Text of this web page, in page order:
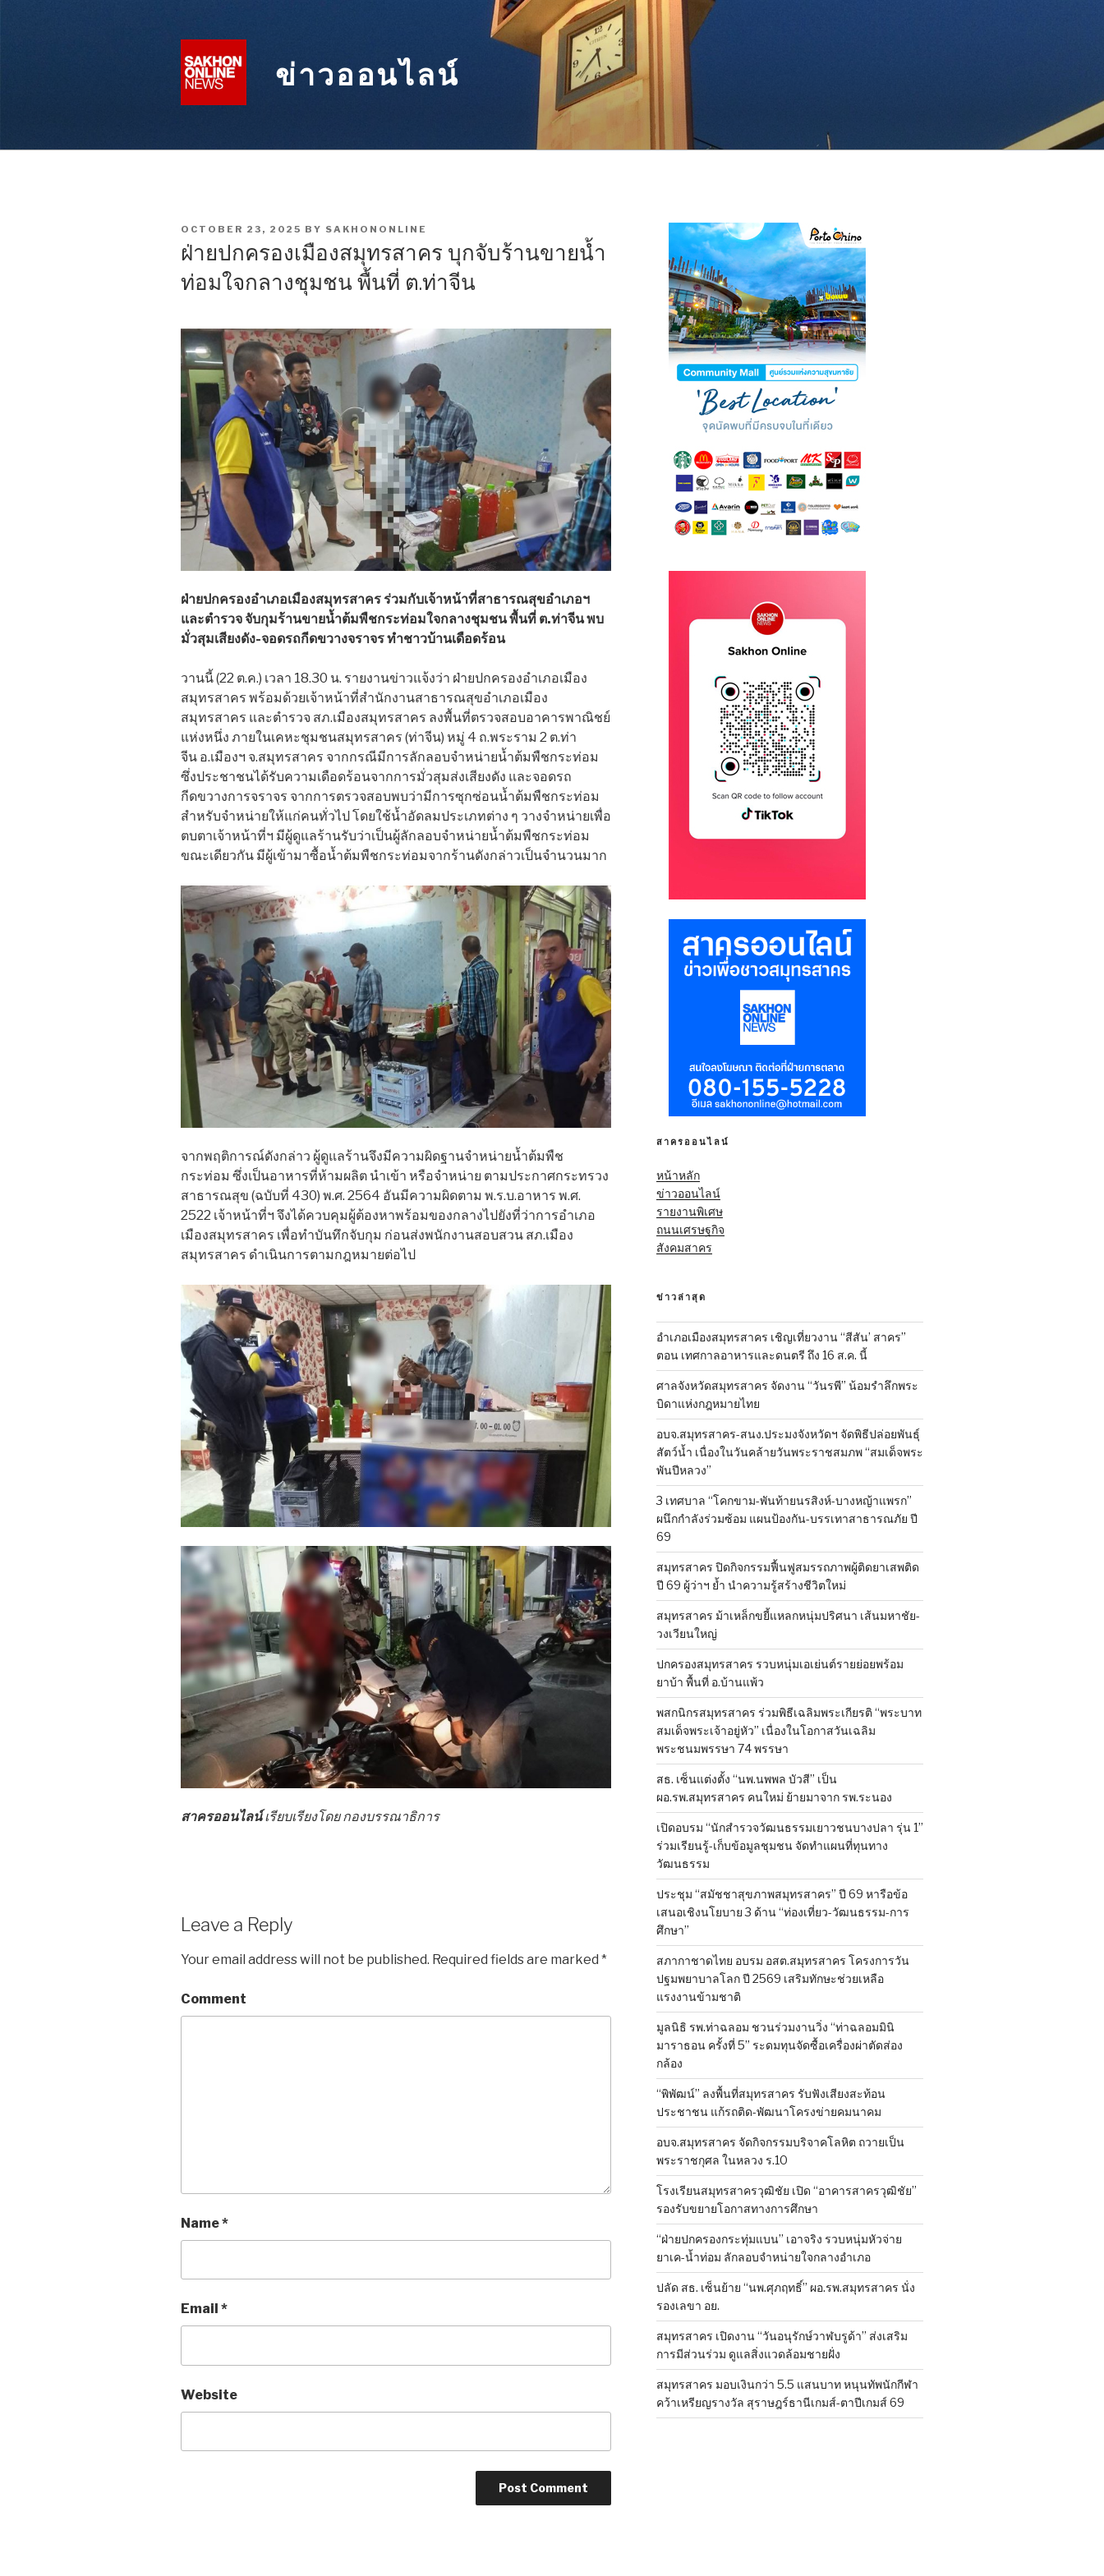
ข่าวออนไลน์
POSTED
ON
OCTOBER 23, 2025 BY SAKHONONLINE
ฝ่ายปกครองเมืองสมุทรสาคร บุกจับร้านขายน้ำ
ท่อมใจกลางชุมชน พื้นที่ ต.ท่าจีน
ฝ่ายปกครองอำเภอเมืองสมุทรสาคร ร่วมกับเจ้าหน้าที่สาธารณสุขอำเภอฯ
และตำรวจ จับกุมร้านขายน้ำต้มพืชกระท่อมใจกลางชุมชน พื้นที่ ต.ท่าจีน พบ
มั่วสุมเสียงดัง-จอดรถกีดขวางจราจร ทำชาวบ้านเดือดร้อน
วานนี้ (22 ต.ค.) เวลา 18.30 น. รายงานข่าวแจ้งว่า ฝ่ายปกครองอำเภอเมือง
สมุทรสาคร พร้อมด้วยเจ้าหน้าที่สำนักงานสาธารณสุขอำเภอเมือง
สมุทรสาคร และตำรวจ สภ.เมืองสมุทรสาคร ลงพื้นที่ตรวจสอบอาคารพาณิชย์
แห่งหนึ่ง ภายในเคหะชุมชนสมุทรสาคร (ท่าจีน) หมู่ 4 ถ.พระราม 2 ต.ท่า
จีน อ.เมืองฯ จ.สมุทรสาคร จากกรณีมีการลักลอบจำหน่ายน้ำต้มพืชกระท่อม
ซึ่งประชาชนได้รับความเดือดร้อนจากการมั่วสุมส่งเสียงดัง และจอดรถ
กีดขวางการจราจร จากการตรวจสอบพบว่ามีการซุกซ่อนน้ำต้มพืชกระท่อม
สำหรับจำหน่ายให้แก่คนทั่วไป โดยใช้น้ำอัดลมประเภทต่าง ๆ วางจำหน่ายเพื่อ
ตบตาเจ้าหน้าที่ฯ มีผู้ดูแลร้านรับว่าเป็นผู้ลักลอบจำหน่ายน้ำต้มพืชกระท่อม
ขณะเดียวกัน มีผู้เข้ามาซื้อน้ำต้มพืชกระท่อมจากร้านดังกล่าวเป็นจำนวนมาก
จากพฤติการณ์ดังกล่าว ผู้ดูแลร้านจึงมีความผิดฐานจำหน่ายน้ำต้มพืช
กระท่อม ซึ่งเป็นอาหารที่ห้ามผลิต นำเข้า หรือจำหน่าย ตามประกาศกระทรวง
สาธารณสุข (ฉบับที่ 430) พ.ศ. 2564 อันมีความผิดตาม พ.ร.บ.อาหาร พ.ศ.
2522 เจ้าหน้าที่ฯ จึงได้ควบคุมผู้ต้องหาพร้อมของกลางไปยังที่ว่าการอำเภอ
เมืองสมุทรสาคร เพื่อทำบันทึกจับกุม ก่อนส่งพนักงานสอบสวน สภ.เมือง
สมุทรสาคร ดำเนินการตามกฎหมายต่อไป
สาครออนไลน์เรียบเรียงโดย กองบรรณาธิการ
Leave a Reply
Your email address will not be published. Required fields are marked *
Comment
Name*
Email *
Website
สาครออนไลน์
หน้าหลัก
ข่าวออนไลน์
รายงานพิเศษ
ถนนเศรษฐกิจ
สังคมสาคร
ข่าวล่าสุด
อำเภอเมืองสมุทรสาคร เชิญเที่ยวงาน “สีสัน’ สาคร”
ตอน เทศกาลอาหารและดนตรี ถึง 16 ส.ค. นี้
ศาลจังหวัดสมุทรสาคร จัดงาน “วันรพี” น้อมรำลึกพระ
บิดาแห่งกฎหมายไทย
อบจ.สมุทรสาคร-สนง.ประมงจังหวัดฯ จัดพิธีปล่อยพันธุ์
สัตว์น้ำ เนื่องในวันคล้ายวันพระราชสมภพ “สมเด็จพระ
พันปีหลวง”
3 เทศบาล “โคกขาม-พันท้ายนรสิงห์-บางหญ้าแพรก”
ผนึกกำลังร่วมซ้อม แผนป้องกัน-บรรเทาสาธารณภัย ปี
69
สมุทรสาคร ปิดกิจกรรมฟื้นฟูสมรรถภาพผู้ติดยาเสพติด
ปี 69 ผู้ว่าฯ ย้ำ นำความรู้สร้างชีวิตใหม่
สมุทรสาคร ม้าเหล็กขยี้แหลกหนุ่มปริศนา เส้นมหาชัย-
วงเวียนใหญ่
ปกครองสมุทรสาคร รวบหนุ่มเอเย่นต์รายย่อยพร้อม
ยาบ้า พื้นที่ อ.บ้านแพ้ว
พสกนิกรสมุทรสาคร ร่วมพิธีเฉลิมพระเกียรติ “พระบาท
สมเด็จพระเจ้าอยู่หัว” เนื่องในโอกาสวันเฉลิม
พระชนมพรรษา 74 พรรษา
สธ. เซ็นแต่งตั้ง “นพ.นพพล บัวสี” เป็น
ผอ.รพ.สมุทรสาคร คนใหม่ ย้ายมาจาก รพ.ระนอง
เปิดอบรม “นักสำรวจวัฒนธรรมเยาวชนบางปลา รุ่น 1”
ร่วมเรียนรู้-เก็บข้อมูลชุมชน จัดทำแผนที่ทุนทาง
วัฒนธรรม
ประชุม “สมัชชาสุขภาพสมุทรสาคร” ปี 69 หารือข้อ
เสนอเชิงนโยบาย 3 ด้าน “ท่องเที่ยว-วัฒนธรรม-การ
ศึกษา”
สภากาชาดไทย อบรม อสต.สมุทรสาคร โครงการวัน
ปฐมพยาบาลโลก ปี 2569 เสริมทักษะช่วยเหลือ
แรงงานข้ามชาติ
มูลนิธิ รพ.ท่าฉลอม ชวนร่วมงานวิ่ง “ท่าฉลอมมินิ
มาราธอน ครั้งที่ 5” ระดมทุนจัดซื้อเครื่องผ่าตัดส่อง
กล้อง
“พิพัฒน์” ลงพื้นที่สมุทรสาคร รับฟังเสียงสะท้อน
ประชาชน แก้รถติด-พัฒนาโครงข่ายคมนาคม
อบจ.สมุทรสาคร จัดกิจกรรมบริจาคโลหิต ถวายเป็น
พระราชกุศล ในหลวง ร.10
โรงเรียนสมุทรสาครวุฒิชัย เปิด “อาคารสาครวุฒิชัย”
รองรับขยายโอกาสทางการศึกษา
“ฝ่ายปกครองกระทุ่มแบน” เอาจริง รวบหนุ่มหัวจ่าย
ยาเค-น้ำท่อม ลักลอบจำหน่ายใจกลางอำเภอ
ปลัด สธ. เซ็นย้าย “นพ.ศุภฤทธิ์” ผอ.รพ.สมุทรสาคร นั่ง
รองเลขา อย.
สมุทรสาคร เปิดงาน “วันอนุรักษ์วาฬบรูด้า” ส่งเสริม
การมีส่วนร่วม ดูแลสิ่งแวดล้อมชายฝั่ง
สมุทรสาคร มอบเงินกว่า 5.5 แสนบาท หนุนทัพนักกีฬา
คว้าเหรียญรางวัล สุราษฎร์ธานีเกมส์-ตาปีเกมส์ 69